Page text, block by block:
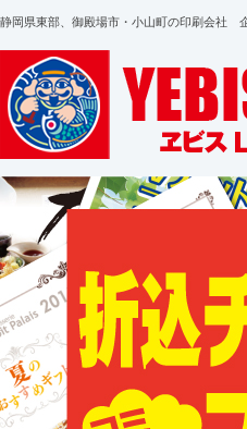
静岡県東部、御殿場市・小山町の印刷会社